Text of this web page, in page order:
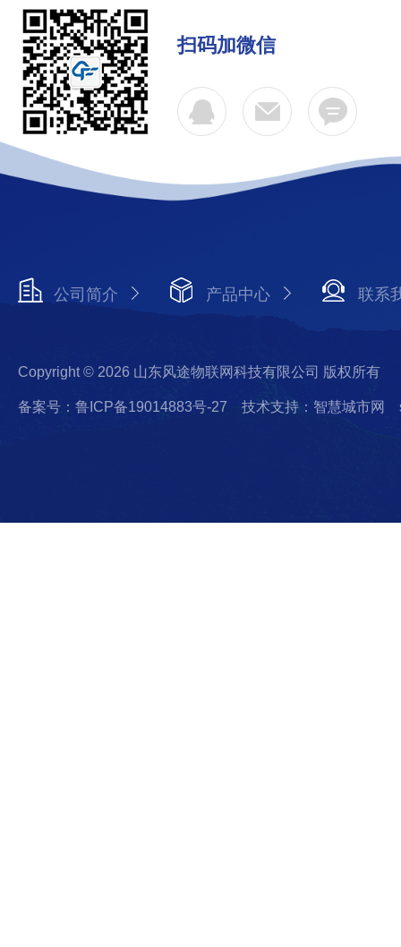
扫码加微信
公司简介 产品中心 联系
Copyright © 2026 山东风途物联网科技有限公司 版权所有
备案号：鲁ICP备19014883号-27 技术支持：智慧城市网